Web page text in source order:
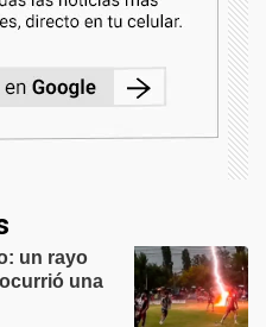
un rayo
una